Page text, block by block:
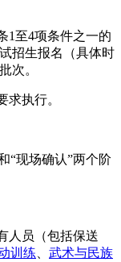
1至4项条件之一的
招生报名（具体时
次。
求执行。
“现场确认”两个阶
人员（包括保送
训练
武术与民族